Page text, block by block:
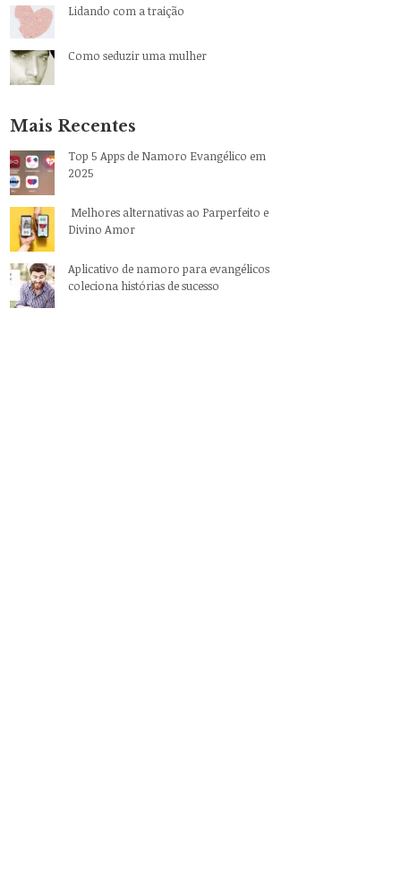
Lidando com a traição
Como seduzir uma mulher
Mais Recentes
Top 5 Apps de Namoro Evangélico em
2025
Melhores alternativas ao Parperfeito e
Divino Amor
Aplicativo de namoro para evangélicos
coleciona histórias de sucesso